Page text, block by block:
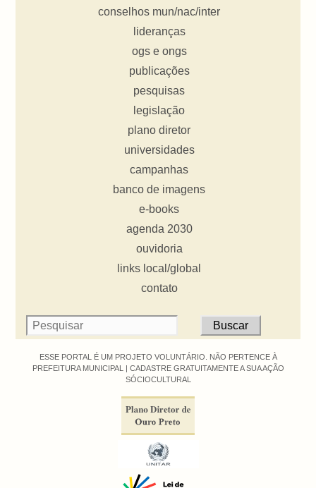
conselhos mun/nac/inter
lideranças
ogs e ongs
publicações
pesquisas
legislação
plano diretor
universidades
campanhas
banco de imagens
e-books
agenda 2030
ouvidoria
links local/global
contato
ESSE PORTAL É UM PROJETO VOLUNTÁRIO. NÃO PERTENCE À
PREFEITURA MUNICIPAL | CADASTRE GRATUITAMENTE A SUA AÇÃO
SÓCIOCULTURAL